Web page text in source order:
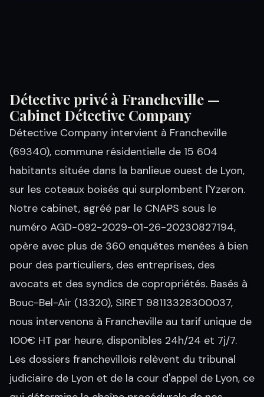
Détective privé à Francheville —
Cabinet Détective Company
Détective Company intervient à Francheville
(69340), commune résidentielle de 15 604
habitants située dans la banlieue ouest de Lyon,
sur les coteaux boisés qui surplombent l'Yzeron.
Notre cabinet, agréé par le CNAPS sous le
numéro AGD-092-2029-01-26-20230827194,
opère avec plus de 360 enquêtes menées à bien
pour des particuliers, des entreprises, des
avocats et des syndics de copropriétés. Basés à
Bouc-Bel-Air (13320), SIRET 98113328300037,
nous intervenons à Francheville au tarif unique de
100€ HT par heure, disponibles 24h/24 et 7j/7.
Les dossiers franchevillois relèvent du tribunal
judiciaire de Lyon et de la cour d'appel de Lyon, ce